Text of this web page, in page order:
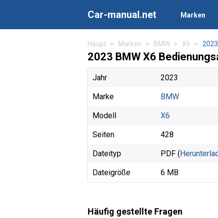
Car-manual.net Marken
Haupt Marken BMW X6 2023
2023 BMW X6
Jahr 2023
Marke BMW
Modell X6
Seiten 428
Dateityp PDF (
Dateigröße 6 MB
Häufig gestellte Fragen